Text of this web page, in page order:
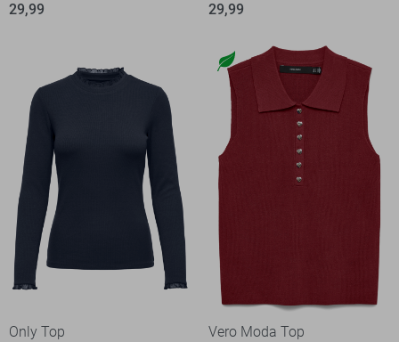
29,99
29,99
Only Top
Vero Moda Top